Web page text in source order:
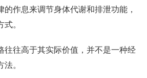
作息来调节身体代谢和排泄功能，
。
往往高于其实际价值，并不是一种经
。